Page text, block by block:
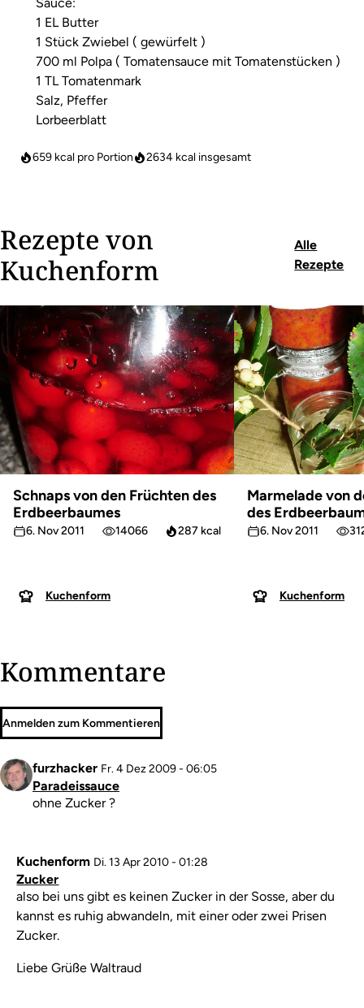
1 EL Butter
1 Stück Zwiebel ( gewürfelt )
700 ml Polpa ( Tomatensauce mit Tomatenstücken )
1 TL Tomatenmark
Salz, Pfeffer
Lorbeerblatt
659 kcal pro Portion 2634 kcal insgesamt
Rezepte von
Kuchenform
Alle
Rezepte
Schnaps von den Früchten des
Erdbeerbaumes
6. Nov 2011 14066 287 kcal
Kuchenform
Marmelade von
des
6. Nov 2011
Kuchenform
Kommentare
Anmelden zum Kommentieren
Profilbildfurzhacker Fr. 4 Dez 2009 - 06:05
Paradeissauce
Kommentar
ohne Zucker ?
Kuchenform Di. 13 Apr 2010 - 01:28
Zucker
Kommentar
also bei uns gibt es keinen Zucker in der Sosse, aber du
kannst es ruhig abwandeln, mit einer oder zwei Prisen
Zucker.
Liebe Grüße Waltraud